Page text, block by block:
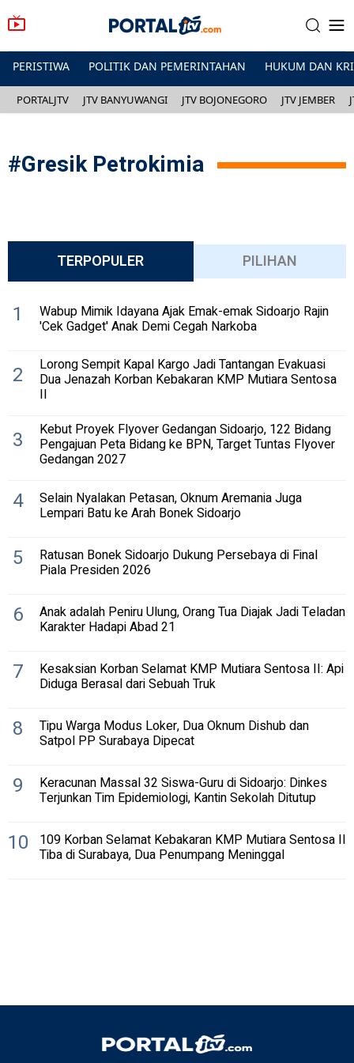
PERISTIWA POLITIK DAN PEMERINTAHAN HUKUM DAN
PORTALJTV JTV BANYUWANGI JTV BOJONEGORO JTV JEMBER
#Gresik Petrokimia
TERPOPULER PILIHAN
1 Wabup Mimik Idayana Ajak Emak-emak Sidoarjo Rajin
'Cek Gadget' Anak Demi Cegah Narkoba
2 Lorong Sempit Kapal Kargo Jadi Tantangan Evakuasi
Dua Jenazah Korban Kebakaran KMP Mutiara Sentosa
II
3 Kebut Proyek Flyover Gedangan Sidoarjo, 122 Bidang
Pengajuan Peta Bidang ke BPN, Target Tuntas Flyover
Gedangan 2027
4 Selain Nyalakan Petasan, Oknum Aremania Juga
Lempari Batu ke Arah Bonek Sidoarjo
5 Ratusan Bonek Sidoarjo Dukung Persebaya di Final
Piala Presiden 2026
6 Anak adalah Peniru Ulung, Orang Tua Diajak Jadi Teladan
Karakter Hadapi Abad 21
7 Kesaksian Korban Selamat KMP Mutiara Sentosa II: Api
Diduga Berasal dari Sebuah Truk
8 Tipu Warga Modus Loker, Dua Oknum Dishub dan
Satpol PP Surabaya Dipecat
9 Keracunan Massal 32 Siswa-Guru di Sidoarjo: Dinkes
Terjunkan Tim Epidemiologi, Kantin Sekolah Ditutup
10 109 Korban Selamat Kebakaran KMP Mutiara Sentosa II
Tiba di Surabaya, Dua Penumpang Meninggal